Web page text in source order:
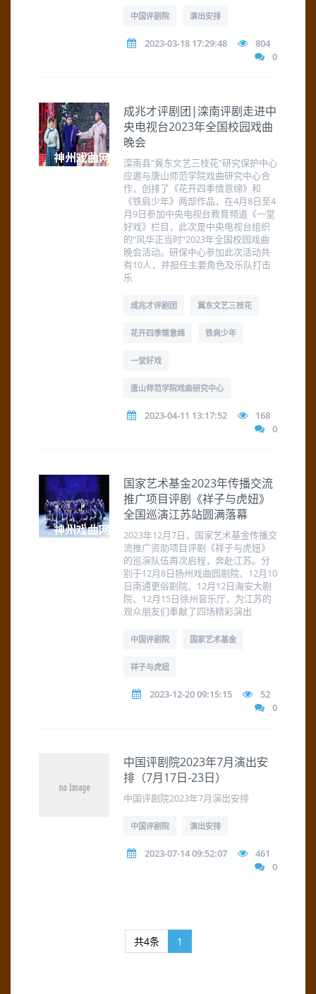
中国评剧院 演出安排
2023-03-18 17:29:48
804
0
成兆才评剧团|滦南评剧走进中
央电视台2023年全国校园戏曲
晚会
滦南县“冀东文艺三枝花”研究保护中心
应邀与唐山师范学院戏曲研究中心合
作，创排了《花开四季情意绵》和
《铁肩少年》两部作品，在4月8日至4
月9日参加中央电视台教育频道《一堂
好戏》栏目，此次是中央电视台组织
的“风华正当时”2023年全国校园戏曲
晚会活动。研保中心参加此次活动共
有10人，并担任主要角色及乐队打击
乐
成兆才评剧团 冀东文艺三枝花
花开四季情意绵 铁肩少年
一堂好戏
唐山师范学院戏曲研究中心
2023-04-11 13:17:52
168
0
国家艺术基金2023年传播交流
推广项目评剧《祥子与虎妞》
全国巡演江苏站圆满落幕
2023年12月7日，国家艺术基金传播交
流推广资助项目评剧《祥子与虎妞》
的巡演队伍再次启程，奔赴江苏。分
别于12月8日扬州戏曲园剧院、12月10
日南通更俗剧院、12月12日海安大剧
院、12月15日徐州音乐厅，为江苏的
观众朋友们奉献了四场精彩演出
中国评剧院 国家艺术基金
祥子与虎妞
2023-12-20 09:15:15
52
0
中国评剧院2023年7月演出安
排（7月17日-23日）
中国评剧院2023年7月演出安排
中国评剧院 演出安排
2023-07-14 09:52:07
461
0
共4条 1